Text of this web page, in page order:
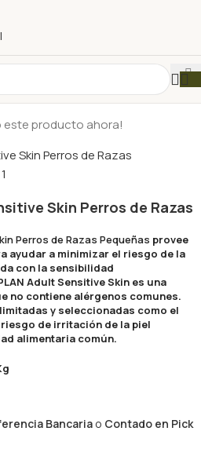
este producto ahora!
Skin Perros de Razas
Perros de Razas Pequeñas provee
ayudar a minimizar el riesgo de la
con la sensibilidad
Adult Sensitive Skin es una
no contiene alérgenos comunes.
y seleccionadas como el
de irritación de la piel
alimentaria común.
Bancaria o Contado en Pick